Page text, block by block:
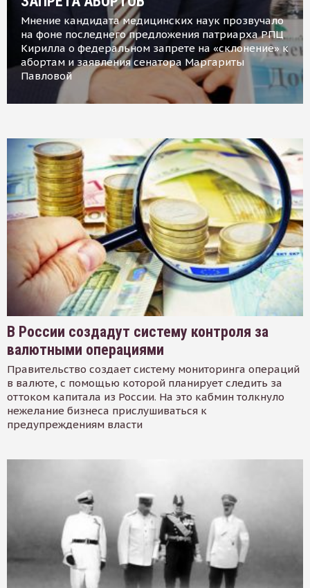
Мнение кандидата медицинских наук прозвучало
на фоне последнего предложения патриарха РПЦ
Кирилла о федеральном запрете на «склонение» к
абортам и заявления сенатора Маргариты
Павловой
В России создадут систему контроля за
валютными операциями
Правительство создает систему мониторинга операций
в валюте, с помощью которой планирует следить за
оттоком капитала из России. На это кабмин толкнуло
нежелание бизнеса прислушиваться к
предупреждениям власти